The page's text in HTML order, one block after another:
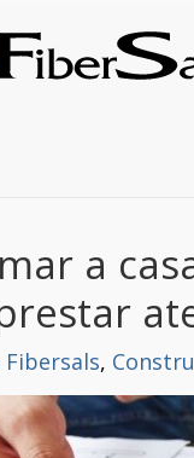
a
Fibersals,